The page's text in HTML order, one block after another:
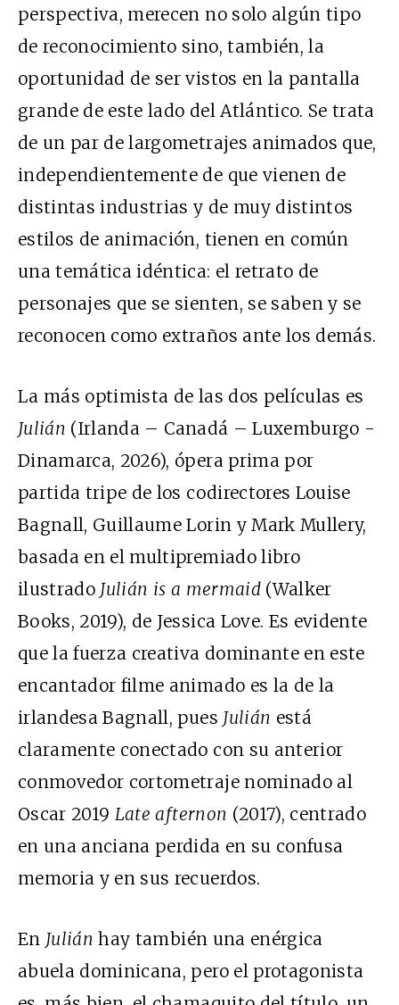
perspectiva, merecen no solo algún tipo
de reconocimiento sino, también, la
oportunidad de ser vistos en la pantalla
grande de este lado del Atlántico. Se trata
de un par de largometrajes animados que,
independientemente de que vienen de
distintas industrias y de muy distintos
estilos de animación, tienen en común
una temática idéntica: el retrato de
personajes que se sienten, se saben y se
reconocen como extraños ante los demás.
La más optimista de las dos películas es
Julián (Irlanda – Canadá – Luxemburgo -
Dinamarca, 2026), ópera prima por
partida tripe de los codirectores Louise
Bagnall, Guillaume Lorin y Mark Mullery,
basada en el multipremiado libro
ilustrado Julián is a mermaid(Walker
Books, 2019), de Jessica Love. Es evidente
que la fuerza creativa dominante en este
encantador filme animado es la de la
irlandesa Bagnall, pues Julián está
claramente conectado con su anterior
conmovedor cortometraje nominado al
Oscar 2019 Late afternon (2017), centrado
en una anciana perdida en su confusa
memoria y en sus recuerdos.
En Julián hay también una enérgica
abuela dominicana, pero el protagonista